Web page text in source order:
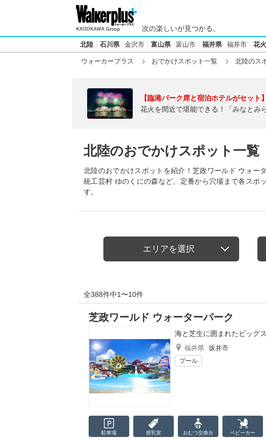
次の楽しいが見つかる。
北陸 石川県 金沢市 富山県 富山市 福井県 福井市 花
ウォーカープラス おでかけスポット一覧 北陸のス
【臨港パーク席と宿泊ホテルがセット】
花火を間近で堪能できる！「みなとみ
北陸のおでかけスポット一覧
北陸のおでかけスポットを紹介！芝政ワールド ウォー
統工芸村 ゆのくにの森など、定番から穴場まで各スポ
す。
エリアを選択
全388件中1〜10件
芝政ワールド ウォーターパーク
海と芝生に囲まれたビッグ
福井県 坂井市
プール
駐車場 授乳室 おむつ交換台 ベビーカー